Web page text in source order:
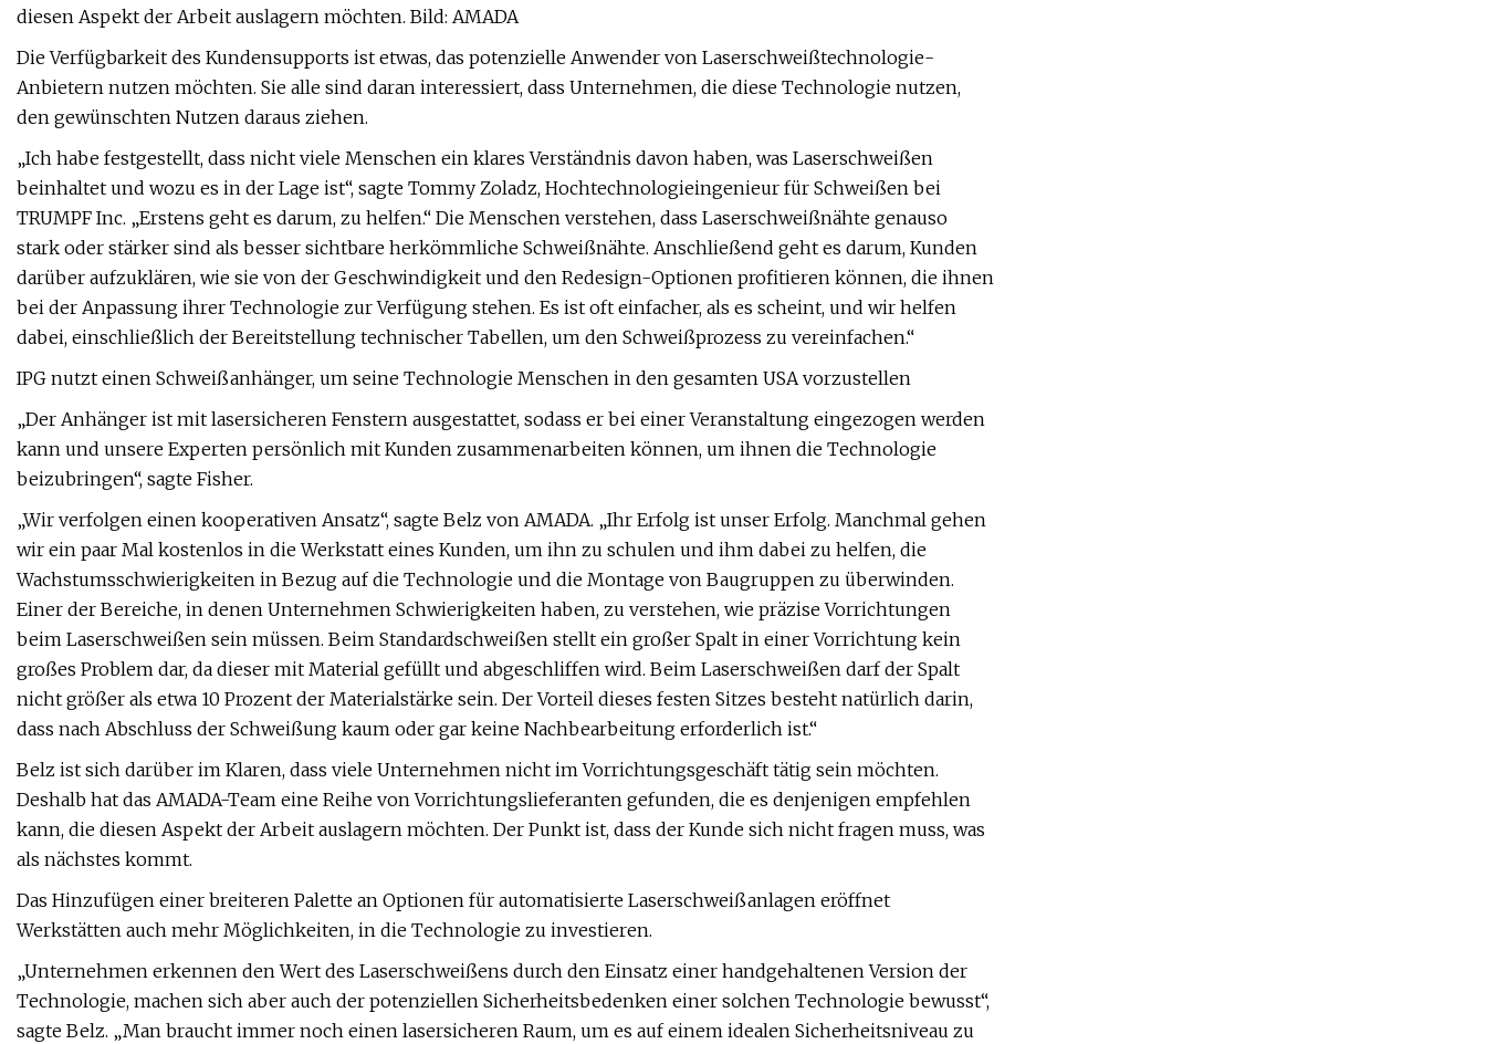
diesen Aspekt der Arbeit auslagern möchten. Bild: AMADA
Die Verfügbarkeit des Kundensupports ist etwas, das potenzielle Anwender von Laserschweißtechnologie-
Anbietern nutzen möchten. Sie alle sind daran interessiert, dass Unternehmen, die diese Technologie nutzen,
den gewünschten Nutzen daraus ziehen.
„Ich habe festgestellt, dass nicht viele Menschen ein klares Verständnis davon haben, was Laserschweißen
beinhaltet und wozu es in der Lage ist“, sagte Tommy Zoladz, Hochtechnologieingenieur für Schweißen bei
TRUMPF Inc. „Erstens geht es darum, zu helfen.“ Die Menschen verstehen, dass Laserschweißnähte genauso
stark oder stärker sind als besser sichtbare herkömmliche Schweißnähte. Anschließend geht es darum, Kunden
darüber aufzuklären, wie sie von der Geschwindigkeit und den Redesign-Optionen profitieren können, die ihnen
bei der Anpassung ihrer Technologie zur Verfügung stehen. Es ist oft einfacher, als es scheint, und wir helfen
dabei, einschließlich der Bereitstellung technischer Tabellen, um den Schweißprozess zu vereinfachen.“
IPG nutzt einen Schweißanhänger, um seine Technologie Menschen in den gesamten USA vorzustellen
„Der Anhänger ist mit lasersicheren Fenstern ausgestattet, sodass er bei einer Veranstaltung eingezogen werden
kann und unsere Experten persönlich mit Kunden zusammenarbeiten können, um ihnen die Technologie
beizubringen“, sagte Fisher.
„Wir verfolgen einen kooperativen Ansatz“, sagte Belz von AMADA. „Ihr Erfolg ist unser Erfolg. Manchmal gehen
wir ein paar Mal kostenlos in die Werkstatt eines Kunden, um ihn zu schulen und ihm dabei zu helfen, die
Wachstumsschwierigkeiten in Bezug auf die Technologie und die Montage von Baugruppen zu überwinden.
Einer der Bereiche, in denen Unternehmen Schwierigkeiten haben, zu verstehen, wie präzise Vorrichtungen
beim Laserschweißen sein müssen. Beim Standardschweißen stellt ein großer Spalt in einer Vorrichtung kein
großes Problem dar, da dieser mit Material gefüllt und abgeschliffen wird. Beim Laserschweißen darf der Spalt
nicht größer als etwa 10 Prozent der Materialstärke sein. Der Vorteil dieses festen Sitzes besteht natürlich darin,
dass nach Abschluss der Schweißung kaum oder gar keine Nachbearbeitung erforderlich ist.“
Belz ist sich darüber im Klaren, dass viele Unternehmen nicht im Vorrichtungsgeschäft tätig sein möchten.
Deshalb hat das AMADA-Team eine Reihe von Vorrichtungslieferanten gefunden, die es denjenigen empfehlen
kann, die diesen Aspekt der Arbeit auslagern möchten. Der Punkt ist, dass der Kunde sich nicht fragen muss, was
als nächstes kommt.
Das Hinzufügen einer breiteren Palette an Optionen für automatisierte Laserschweißanlagen eröffnet
Werkstätten auch mehr Möglichkeiten, in die Technologie zu investieren.
„Unternehmen erkennen den Wert des Laserschweißens durch den Einsatz einer handgehaltenen Version der
Technologie, machen sich aber auch der potenziellen Sicherheitsbedenken einer solchen Technologie bewusst“,
sagte Belz. „Man braucht immer noch einen lasersicheren Raum, um es auf einem idealen Sicherheitsniveau zu